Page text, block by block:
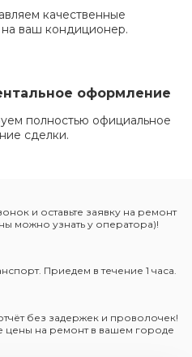
качественные
на ваш кондиционер.
оформление
полностью официальное
сделки.
и оставьте заявку на ремонт
можно узнать у оператора)!
Приедем в течение 1 часа.
без задержек и проволочек!
цены на ремонт в вашем городе